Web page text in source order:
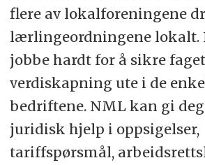
flere av lokalforeningene
lærlingeordningene lokalt.
jobbe hardt for å sikre
verdiskapning ute i de
bedriftene. NML kan gi
juridisk hjelp i oppsigelser,
tariffspørsmål,